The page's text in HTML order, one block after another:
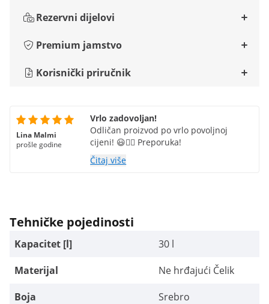
Rezervni dijelovi
Premium jamstvo
Korisnički priručnik
Lina Malmi
prošle godine
Vrlo zadovoljan!
Odličan proizvod po vrlo povoljnoj
cijeni! 😃👍🏻 Preporuka!
Čitaj više
Tehničke pojedinosti
Kapacitet [l]
30 l
Materijal
Ne hrđajući Čelik
Boja
Srebro